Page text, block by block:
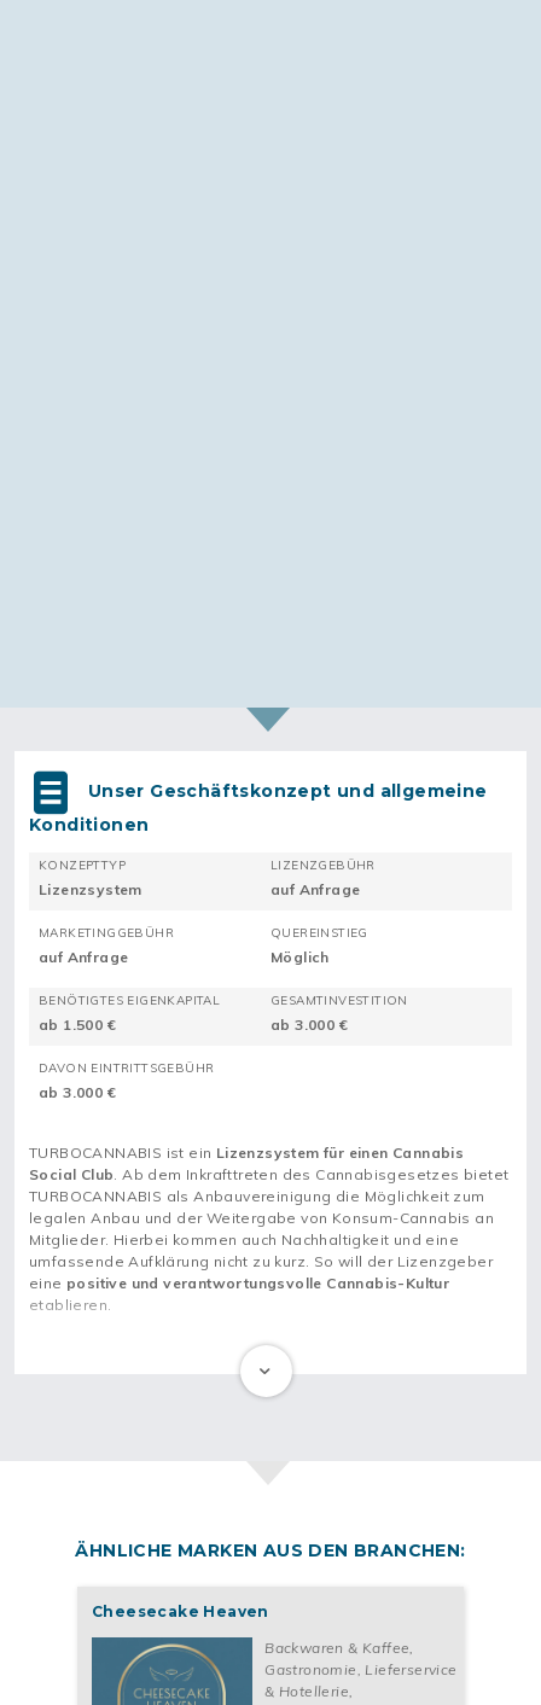
Unser Geschäftskonzept und allgemeine
Konditionen
KONZEPTTYP
Lizenzsystem
LIZENZGEBÜHR
auf Anfrage
MARKETINGGEBÜHR
auf Anfrage
QUEREINSTIEG
Möglich
BENÖTIGTES EIGENKAPITAL
ab 1.500 €
GESAMTINVESTITION
ab 3.000 €
DAVON EINTRITTSGEBÜHR
ab 3.000 €
TURBOCANNABIS ist ein Lizenzsystem für einen Cannabis
Social Club . Ab dem Inkrafttreten des Cannabisgesetzes bietet
TURBOCANNABIS als Anbauvereinigung die Möglichkeit zum
legalen Anbau und der Weitergabe von Konsum-Cannabis an
Mitglieder. Hierbei kommen auch Nachhaltigkeit und eine
umfassende Aufklärung nicht zu kurz. So will der Lizenzgeber
eine positive und verantwortungsvolle Cannabis-Kultur
etablieren.
Jetzt kannst du mit einer Lizenz von TURBOCANNABIS
eigene Anbauvereinigung gründen
. Dabei kannst du auf ein
kostengünstiges, schlankes und dezentrales Geschäftsmodell
Produktionsflächen und Aufzuchtanlagen sowie die ersten
Werde jetzt TURBOCANNABIS Partner*in undgründe einen
Dein Arbeitsalltag als Lizenzpartner*in von
TURBOCANNABIS
Du übst die anfallenden Tätigkeiten imVorstand deiner
ÄHNLICHE MARKEN AUS DEN BRANCHEN:
Cheesecake Heaven
Backwaren & Kaffee
Gastronomie, Lieferservice
& Hotellerie